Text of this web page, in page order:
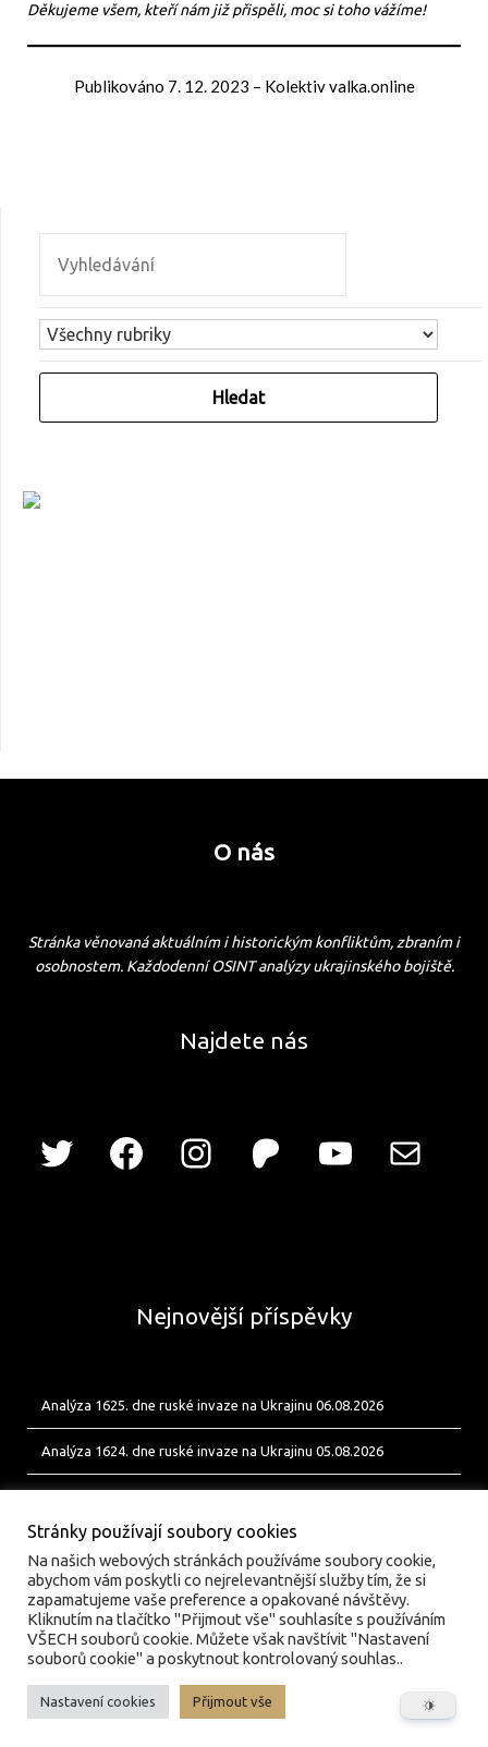
Děkujeme všem, kteří nám již přispěli, moc si toho vážíme!
Publikováno 7. 12. 2023 – Kolektiv valka.online
O nás
Stránka věnovaná aktuálním i historickým konfliktům, zbraním i
osobnostem. Každodenní OSINT analýzy ukrajinského bojiště.
Najdete nás
Nejnovější příspěvky
Analýza 1625. dne ruské invaze na Ukrajinu 06.08.2026
Analýza 1624. dne ruské invaze na Ukrajinu 05.08.2026
© valka.online | Vydavatel: Jan Tofl, Plzeň | ISSN 3029-
6420
Stránky používají soubory cookies
Na našich webových stránkách používáme soubory cookie,
abychom vám poskytli co nejrelevantnější služby tím, že si
zapamatujeme vaše preference a opakované návštěvy.
Kliknutím na tlačítko "Přijmout vše" souhlasíte s používáním
VŠECH souborů cookie. Můžete však navštívit "Nastavení
souborů cookie" a poskytnout kontrolovaný souhlas..
Nastavení cookies Přijmout vše